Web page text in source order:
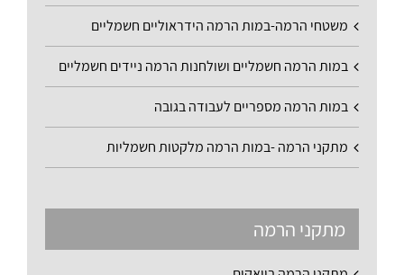
משטחי הרמה-במות הרמה הידראוליים חשמליים
במות הרמה חשמליים ושולחנות הרמה ניידים חשמליים
במות הרמה מספריים לעבודה בגובה
מתקני הרמה -במות הרמה מלקטות חשמליות
מתקני הרמה